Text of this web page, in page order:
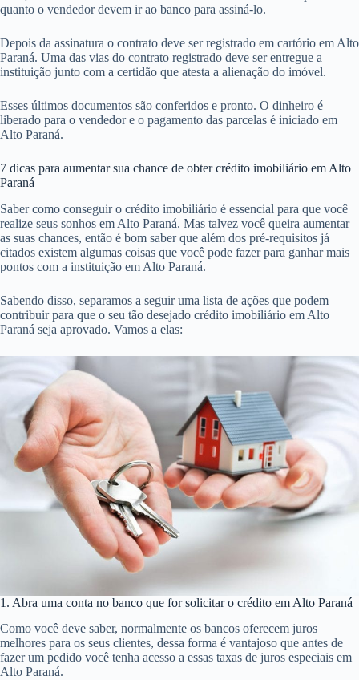
quanto o vendedor devem ir ao banco para assiná-lo.
Depois da assinatura o contrato deve ser registrado em cartório em Alto
Paraná. Uma das vias do contrato registrado deve ser entregue a
instituição junto com a certidão que atesta a alienação do imóvel.
Esses últimos documentos são conferidos e pronto. O dinheiro é
liberado para o vendedor e o pagamento das parcelas é iniciado em
Alto Paraná.
7 dicas para aumentar sua chance de obter crédito imobiliário em Alto
Paraná
Saber como conseguir o crédito imobiliário é essencial para que você
realize seus sonhos em Alto Paraná. Mas talvez você queira aumentar
as suas chances, então é bom saber que além dos pré-requisitos já
citados existem algumas coisas que você pode fazer para ganhar mais
pontos com a instituição em Alto Paraná.
Sabendo disso, separamos a seguir uma lista de ações que podem
contribuir para que o seu tão desejado crédito imobiliário em Alto
Paraná seja aprovado. Vamos a elas:
1. Abra uma conta no banco que for solicitar o crédito em Alto Paraná
Como você deve saber, normalmente os bancos oferecem juros
melhores para os seus clientes, dessa forma é vantajoso que antes de
fazer um pedido você tenha acesso a essas taxas de juros especiais em
Alto Paraná.